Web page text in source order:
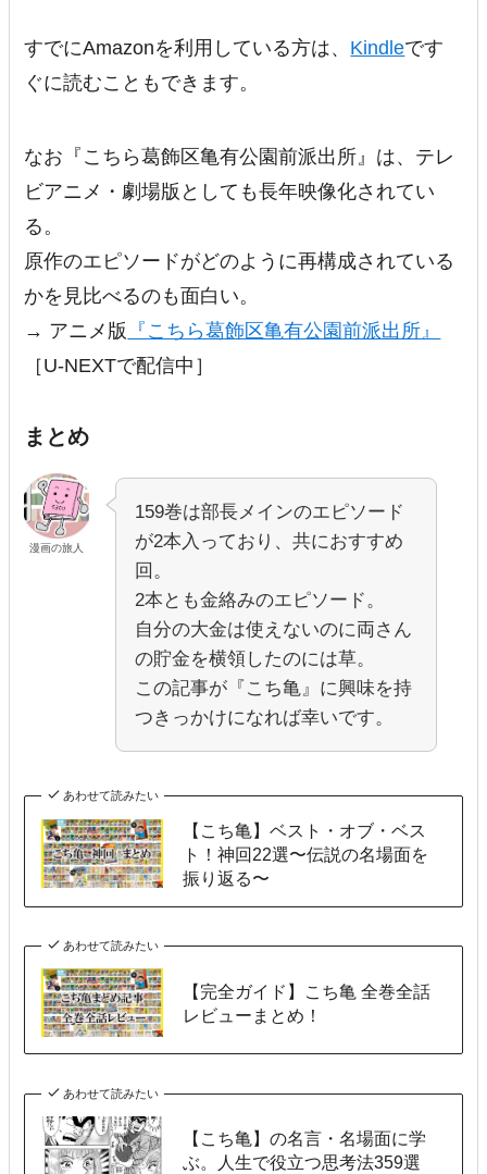
すでにAmazonを利用している方は、 Kindleです
ぐに読むこともできます。
なお『こちら葛飾区亀有公園前派出所』は、テレ
ビアニメ・劇場版としても長年映像化されてい
る。
原作のエピソードがどのように再構成されている
かを見比べるのも面白い。
→ アニメ版
『こちら葛飾区亀有公園前派出所』
［U-NEXTで配信中］
まとめ
漫画の旅人
159巻は部長メインのエピソード
が2本入っており、共におすすめ
回。
2本とも金絡みのエピソード。
自分の大金は使えないのに両さん
の貯金を横領したのには草。
この記事が『こち亀』に興味を持
つきっかけになれば幸いです。
あわせて読みたい
【こち亀】ベスト・オブ・ベス
ト！神回22選〜伝説の名場面を
振り返る〜
あわせて読みたい
【完全ガイド】こち亀 全巻全話
レビューまとめ！
あわせて読みたい
【こち亀】の名言・名場面に学
ぶ。人生で役立つ思考法359選